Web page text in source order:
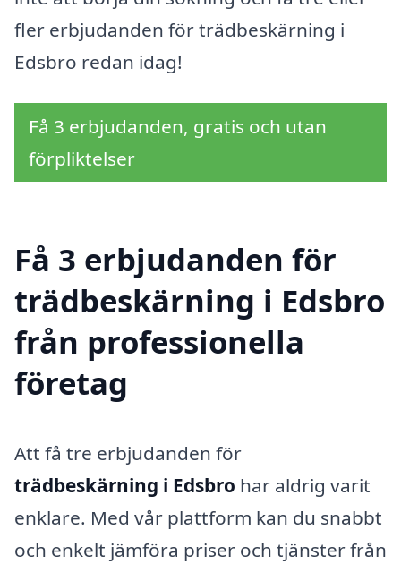
fler erbjudanden för trädbeskärning i
Edsbro redan idag!
Få 3 erbjudanden, gratis och utan
förpliktelser
Få 3 erbjudanden för
trädbeskärning i Edsbro
från professionella
företag
Att få tre erbjudanden för
trädbeskärning i Edsbro har aldrig varit
enklare. Med vår plattform kan du snabbt
och enkelt jämföra priser och tjänster från